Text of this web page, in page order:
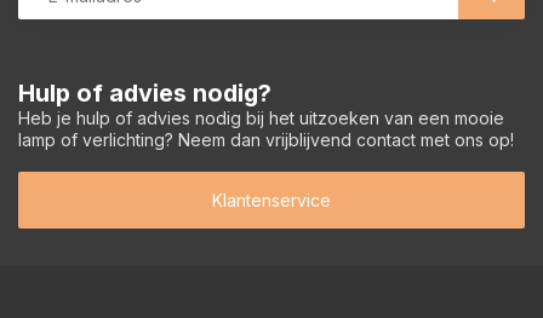
Hulp of advies nodig?
Heb je hulp of advies nodig bij het uitzoeken van een mooie
lamp of verlichting? Neem dan vrijblijvend contact met ons op!
Klantenservice